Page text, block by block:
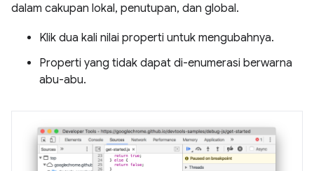
dalam cakupan lokal, penutupan, dan global.
Klik dua kali nilai properti untuk mengubahnya.
Properti yang tidak dapat di-enumerasi berwarna
abu-abu.